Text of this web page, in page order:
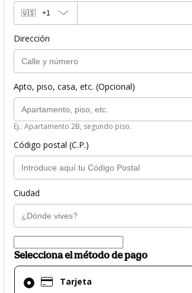
🇺🇸 +1
Dirección
Apto, piso, casa, etc. (Opcional)
Ej.: Apartamento 2B, segundo piso.
Código postal (C.P.)
Ciudad
Selecciona el método de pago
Tarjeta
El
método